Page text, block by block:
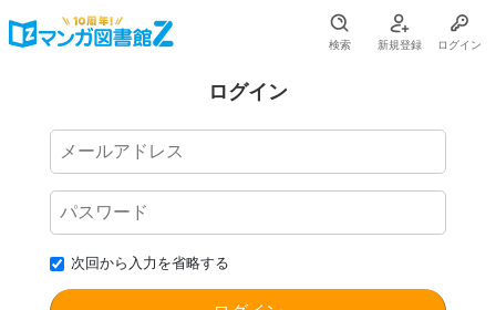
検索 新規登録 ログイン
ログイン
次回から入力を省略する